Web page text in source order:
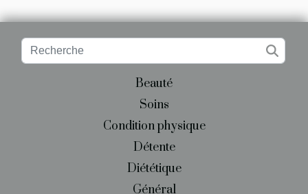
Beauté
Soins
Condition physique
Détente
Diététique
Général